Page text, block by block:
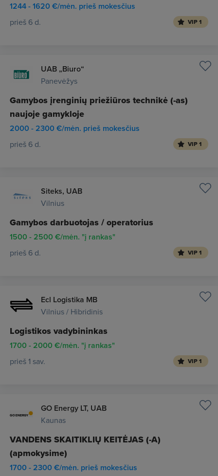
1244 - 1620 €/mėn. prieš mokesčius
prieš 6 d. VIP 1
UAB „Biuro“
Panevėžys
Gamybos įrenginių priežiūros technikė (-as)
naujoje gamykloje
2000 - 2300 €/mėn. prieš mokesčius
prieš 6 d. VIP 1
Siteks, UAB
Vilnius
Gamybos darbuotojas / operatorius
1500 - 2500 €/mėn. "į rankas"
prieš 6 d. VIP 1
Ecl Logistika MB
Vilnius / Hibridinis
Logistikos vadybininkas
1700 - 2000 €/mėn. "į rankas"
prieš 1 sav. VIP 1
GO Energy LT, UAB
Kaunas
VANDENS SKAITIKLIŲ KEITĖJAS (-A)
(apmokysime)
1700 - 2300 €/mėn. prieš mokesčius